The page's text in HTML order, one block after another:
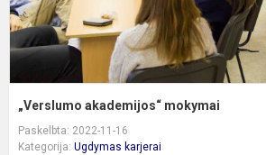
„Verslumo akademijos“ mokymai
Paskelbta: 2022-11-16
Kategorija: Ugdymas karjerai